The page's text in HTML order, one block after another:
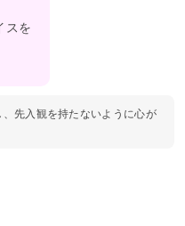
スを
、先入観を持たないように心が